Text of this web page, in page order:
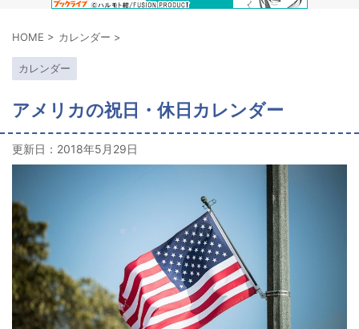
HOME > カレンダー >
カレンダー
アメリカの祝日・休日カレンダー
更新日： 2018年5月29日